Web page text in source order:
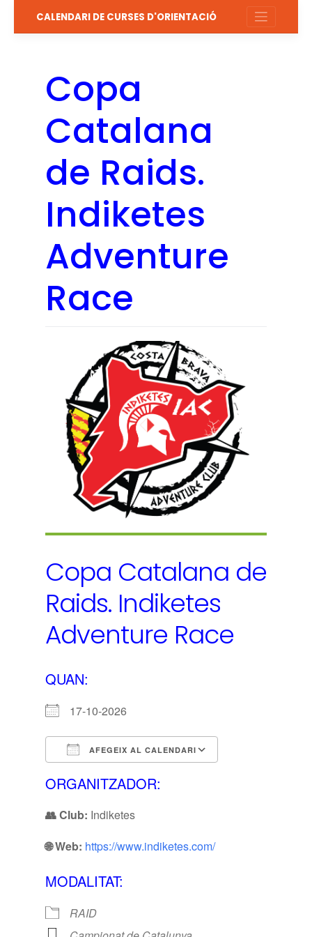
contingut
CALENDARI DE CURSES D'ORIENTACIÓ
Copa
Catalana
de Raids.
Indiketes
Adventure
Race
Copa Catalana de
Raids. Indiketes
Adventure Race
QUAN:
17-10-2026
AFEGEIX AL CALENDARI
Descarrega ICS
ORGANITZADOR:
👥 Club: Indiketes
🌐 Web: https://www.indiketes.com/
MODALITAT:
RAID